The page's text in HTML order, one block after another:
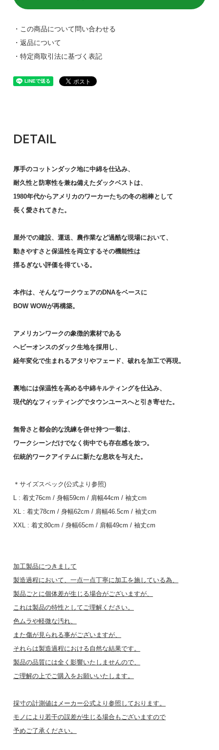
・この商品について問い合わせる
・返品について
・特定商取引法に基づく表記
DETAIL
厚手のコットンダック地に中綿を仕込み、
耐久性と防寒性を兼ね備えたダックベストは、
1980年代からアメリカのワーカーたちの冬の相棒として
長く愛されてきた。
屋外での建設、運送、農作業など過酷な現場において、
動きやすさと保温性を両立するその機能性は
揺るぎない評価を得ている。
本作は、そんなワークウェアのDNAをベースに
BOW WOWが再構築。
アメリカンワークの象徴的素材である
ヘビーオンスのダック生地を採用し、
経年変化で生まれるアタリやフェード、破れを加工で再現。
裏地には保温性を高める中綿キルティングを仕込み、
現代的なフィッティングでタウンユースへと引き寄せた。
無骨さと都会的な洗練を併せ持つ一着は、
ワークシーンだけでなく街中でも存在感を放つ。
伝統的ワークアイテムに新たな息吹を与えた。
＊サイズスペック(公式より参照)
L : 着丈76cm / 身幅59cm / 肩幅44cm / 袖丈cm
XL : 着丈78cm / 身幅62cm / 肩幅46.5cm / 袖丈cm
XXL : 着丈80cm / 身幅65cm / 肩幅49cm / 袖丈cm
加工製品につきまして
製造過程において、一点一点丁寧に加工を施している為、
製品ごとに個体差が生じる場合がございますが、
これは製品の特性としてご理解ください。
色ムラや軽微な汚れ、
また傷が見られる事がございますが、
それらは製造過程における自然な結果です。
製品の品質には全く影響いたしませんので、
ご理解の上でご購入をお願いいたします。
採寸の計測値はメーカー公式より参照しております。
モノにより若干の誤差が生じる場合もございますので
予めご了承ください。
L
55,000円(税5,000円)
XL
55,000円(税5,000円)
XXL (soldout)